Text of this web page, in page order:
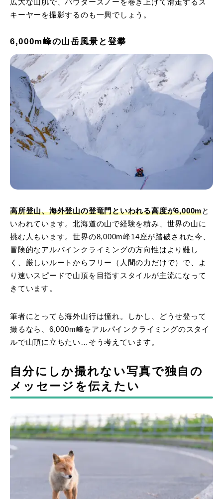
広大な山肌で、パウダースノーを巻き上げて滑走するス
キーヤーを撮影するのも一興でしょう。
6,000m峰の山岳風景と登攀
高所登山、海外登山の登竜門といわれる高度が6,000mと
いわれています。北海道の山で経験を積み、世界の山に
挑む人もいます。世界の8,000m峰14座が踏破された今、
冒険的なアルパインクライミングの方向性はより難し
く、厳しいルートからフリー（人間の力だけで）で、よ
り速いスピードで山頂を目指すスタイルが主流になって
きています。
筆者にとっても海外山行は憧れ。しかし、どうせ登って
撮るなら、6,000m峰をアルパインクライミングのスタイ
ルで山頂に立ちたい…そう考えています。
自分にしか撮れない写真で独自の
メッセージを伝えたい